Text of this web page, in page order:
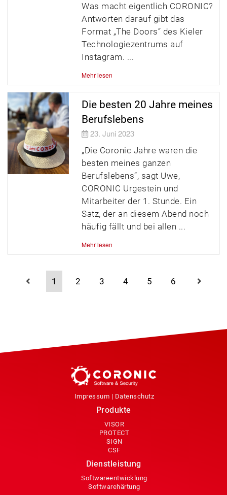
Was macht eigentlich CORONIC?
Antworten darauf gibt das
Format „The Doors“ des Kieler
Technologiezentrums auf
Instagram.
Mehr lesen
Die besten 20 Jahre meines
Berufslebens
23. Juni 2023
„Die Coronic Jahre waren die
besten meines ganzen
Berufslebens“, sagt Uwe,
CORONIC Urgestein und
Mitarbeiter der 1. Stunde. Ein
Satz, der an diesem Abend noch
häufig fällt und bei allen
Mehr lesen
1 2 3 4 5 6
Impressum | Datenschutz
Produkte
VISOR
PROTECT
SIGN
CSF
Dienstleistung
Softwareentwicklung
Softwarehärtung